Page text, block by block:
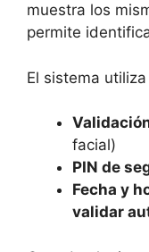
muestra los
permite
El sistema
facial)
PIN de
Fecha y
validar